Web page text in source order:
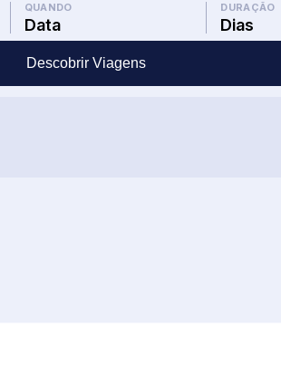
QUANDO
Data
DURAÇÃO
Dias
Descobrir Viagens